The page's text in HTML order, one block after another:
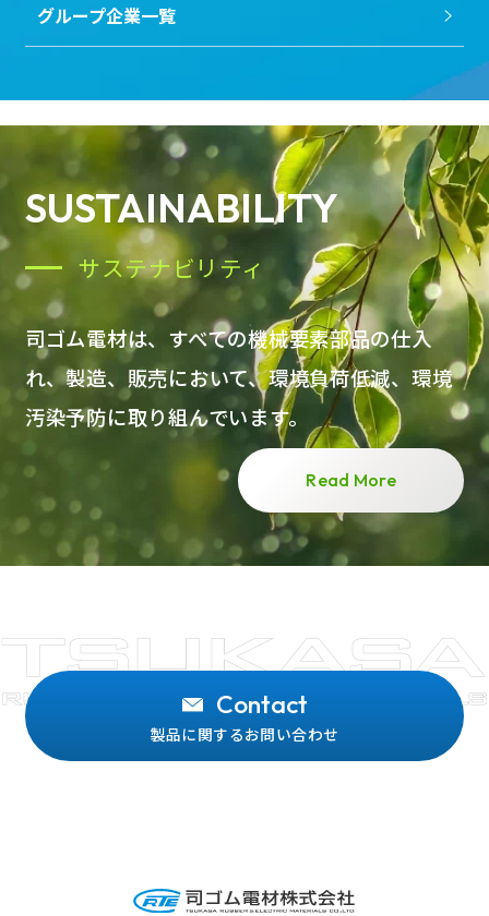
グループ企業一覧
SUSTAINABILITY
サステナビリティ
司ゴム電材は、すべての機械要素部品の仕入
れ、製造、販売において、環境負荷低減、環境
汚染予防に取り組んでいます。
Read More
Contact
製品に関するお問い合わせ